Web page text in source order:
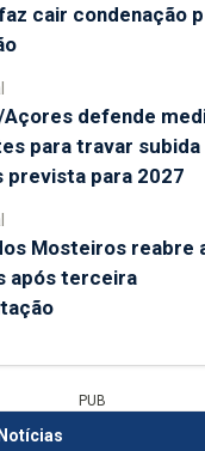
cair condenação
Açores defende
para travar subida
prevista para 2027
Mosteiros reabre
após terceira
PUB